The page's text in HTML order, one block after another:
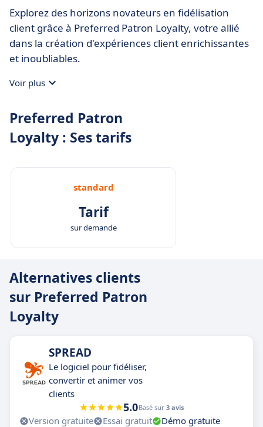
Explorez des horizons novateurs en fidélisation
client grâce à Preferred Patron Loyalty, votre allié
dans la création d'expériences client enrichissantes
et inoubliables.
Voir plus
Preferred Patron
Loyalty : Ses tarifs
standard
Tarif
sur demande
Alternatives clients
sur Preferred Patron
Loyalty
SPREAD
Le logiciel pour fidéliser,
convertir et animer vos
clients
5.0Basé sur 3 avis
Version gratuite Essai gratuit
Démo gratuite